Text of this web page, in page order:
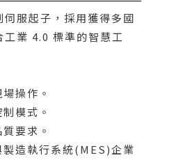
服起子，採用獲得多國
業 4.0 標準的智慧工
操作。
模式。
要求。
造執行系統(MES)企業